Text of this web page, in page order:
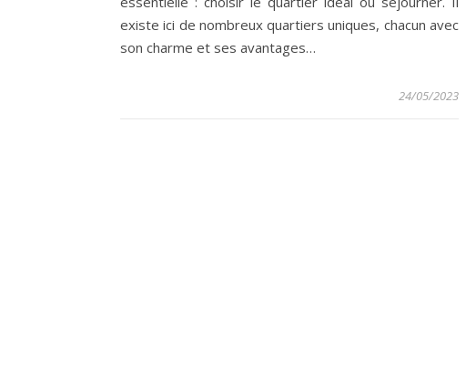
existe ici de nombreux quartiers uniques, chacun avec
son charme et ses avantages…
24/05/2023